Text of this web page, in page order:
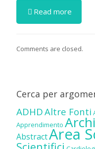
Read more
Comments are closed.
Cerca per
ADHDAltre Fonti
Apprendimento
AbstractArea